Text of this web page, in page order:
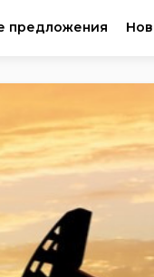
предложения